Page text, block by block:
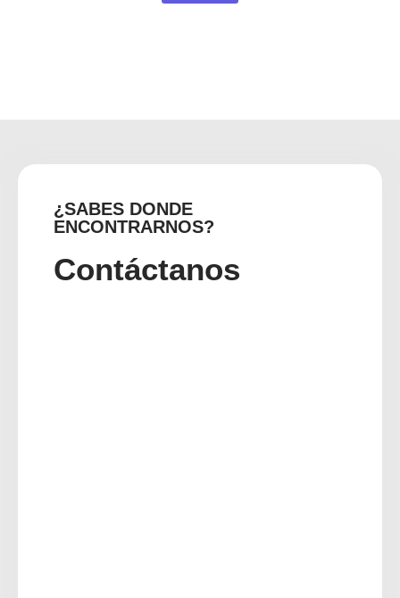
¿SABES DONDE
ENCONTRARNOS?
Contáctanos